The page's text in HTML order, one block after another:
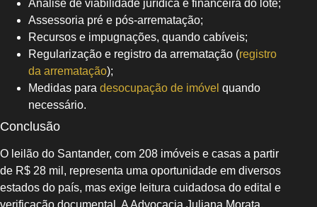
Análise de viabilidade jurídica e financeira do lote;
Assessoria pré e pós-arrematação;
Recursos e impugnações, quando cabíveis;
Regularização e registro da arrematação (registro
da arrematação);
Medidas para desocupação de imóvel quando
necessário.
Conclusão
O leilão do Santander, com 208 imóveis e casas a partir
de R$ 28 mil, representa uma oportunidade em diversos
estados do país, mas exige leitura cuidadosa do edital e
verificação documental. A Advocacia Juliana Morata,